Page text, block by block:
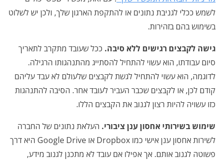
לשמש ככלי לגניבת נתונים או להתקפת הארגון שלך, ולכן יש לשלוט
בשימוש בהם בזהירות.
גישה לקבצים רגישים ללא סיבה. ככל שעובד מתקרב לתאריך
סיום עבודתו, הוא עשוי להתחיל להסתייג מהתנהגותו הרגילה.
לדוגמה, הוא עשוי להתחיל לגשת לקבצים שלעולם לא עבד עליהם
קודם לכן, או לקבצים שכבר העביר לעובד אחר. הסיבה להתנהגות
כזו עשויה להיות רצון לגנוב את הקבצים הללו.
שימוש בשירותי אחסון ענן ציבורי. העלאת נתונים של החברה
לשירות אחסון ענן אישי כמו Dropbox או Google Drive היא דרך
פשוטה לגנוב אותם. אך אפילו אם עובד לא מתכנן לגנוב מידע,